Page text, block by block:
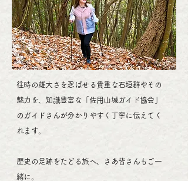
往時の雄大さを忍ばせる貴重な石垣群やその
魅力を、知識豊富な「佐用山城ガイド協会」
のガイドさんが分かりやすく丁寧に伝えてく
れます。
歴史の足跡をたどる旅へ、さあ皆さんもご一
緒に。